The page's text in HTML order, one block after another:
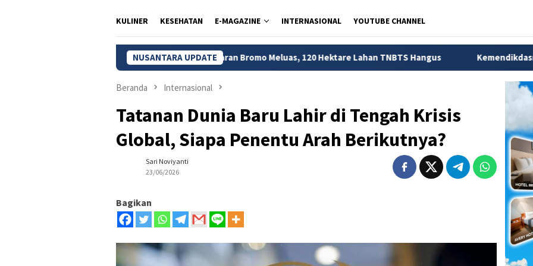
KULINER KESEHATAN E-MAGAZINE INTERNASIONAL YOUTUBE CHANNEL
NUSANTARA UPDATE
Kebakaran Bromo Meluas, 120 Hektare Lahan TNBTS Hangus Kemendikdasmen Ungkap 56
Beranda Internasional
Tatanan Dunia Baru Lahir di Tengah Krisis
Global, Siapa Penentu Arah Berikutnya?
Sari Noviyanti
23/06/2026
Bagikan